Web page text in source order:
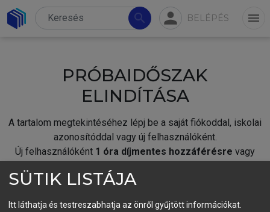
search person BELÉPÉS menu
PRÓBAIDŐSZAK
ELINDÍTÁSA
A tartalom megtekintéséhez lépj be a saját fiókoddal, iskolai
azonosítóddal vagy új felhasználóként.
Új felhasználóként 1 óra díjmentes hozzáférésre vagy
fiókoddal,vagy hozz létre új fiókot.
SÜTIK LISTÁJA
Itt láthatja és testreszabhatja az önről gyűjtött információkat.